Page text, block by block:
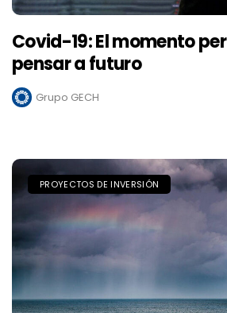
Covid-19: El momento
pensar a futuro
Grupo GECH
PROYECTOS DE INVERSIÓN